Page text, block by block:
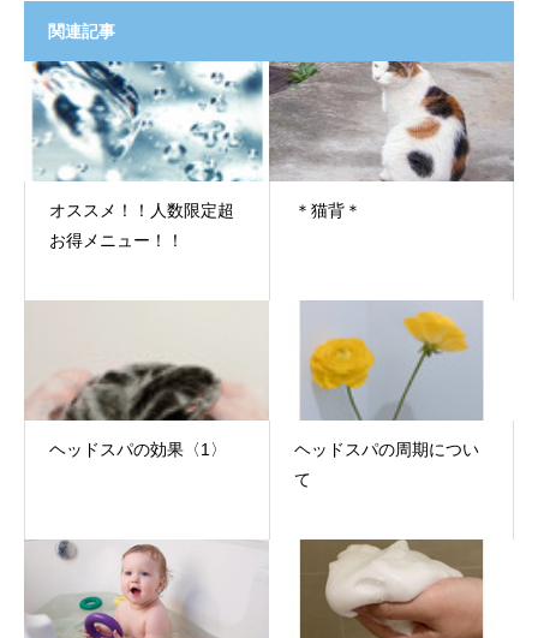
関連記事
オススメ！！人数限定超
お得メニュー！！
＊猫背＊
ヘッドスパの効果〈1〉
ヘッドスパの周期につい
て